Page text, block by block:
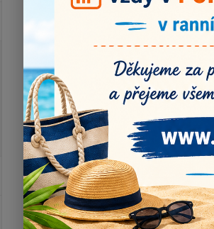
Originální
vlastnoručně